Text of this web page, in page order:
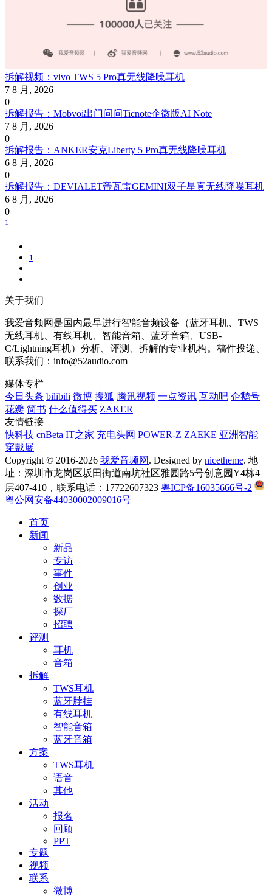
拆解视频：vivo TWS 5 Pro真无线降噪耳机
7 8 月, 2026
0
拆解报告：Mobvoi出门问问Ticnote企微版AI Note
7 8 月, 2026
0
拆解报告：ANKER安克Liberty 5 Pro真无线降噪耳机
6 8 月, 2026
0
拆解报告：DEVIALET帝瓦雷GEMINI双子星真无线降噪耳机
6 8 月, 2026
0
1
1
关于我们
我爱音频网是国内最早进行智能音频设备（蓝牙耳机、TWS
无线耳机、有线耳机、智能音箱、蓝牙音箱、USB-
C/Lightning耳机）分析、评测、拆解的专业机构。稿件投递、
联系我们：info@52audio.com
媒体专栏
今日头条 bilibili 微博 搜狐 腾讯视频 一点资讯 互动吧 企鹅号
花瓣 简书 什么值得买 ZAKER
友情链接
快科技 cnBeta IT之家 充电头网 POWER-Z ZAEKE 亚洲智能
穿戴展
Copyright © 2016-2026 我爱音频网 . Designed by nicetheme. 地
址：深圳市龙岗区坂田街道南坑社区雅园路5号创意园Y4栋4
层407-410，联系电话：17722607323 粤ICP备16035666号-2
粤公网安备44030002009016号
首页
新闻
新品
专访
事件
创业
数据
探厂
招聘
评测
耳机
音箱
拆解
TWS耳机
蓝牙脖挂
有线耳机
智能音箱
蓝牙音箱
方案
TWS耳机
语音
其他
活动
报名
回顾
PPT
专题
视频
联系
微博